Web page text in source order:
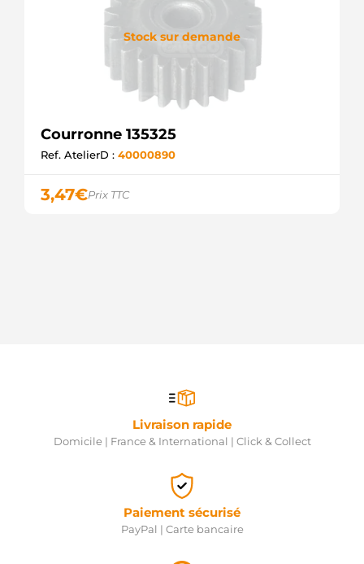
Stock sur demande
Courronne 135325
Ref. AtelierD : 40000890
3,47€Prix TTC
Livraison rapide
Domicile | France & International | Click & Collect
Paiement sécurisé
PayPal | Carte bancaire